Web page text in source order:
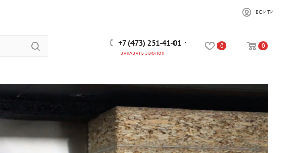
ВОЙТИ
+7 (473) 251-41-01
ЗАКАЗАТЬ ЗВОНОК
0 0